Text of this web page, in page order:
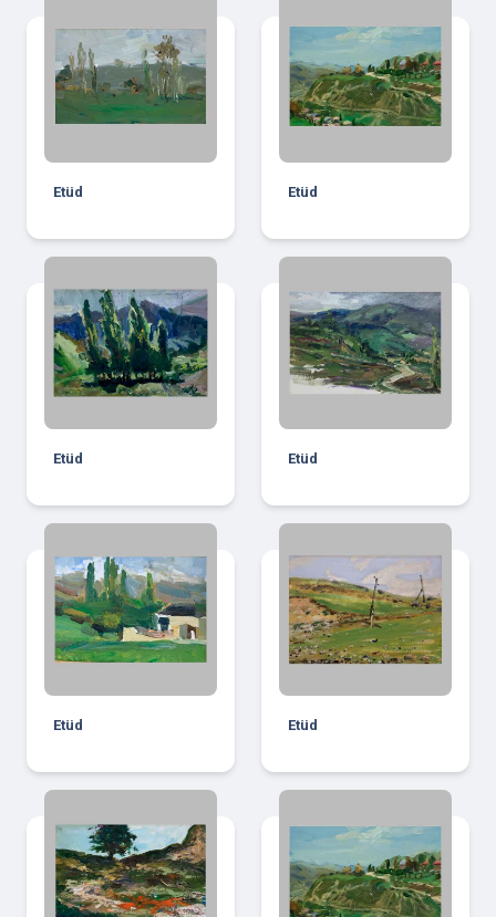
Etüd Etüd
Etüd Etüd
Etüd Etüd